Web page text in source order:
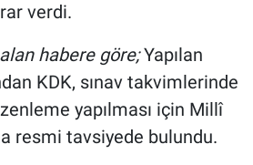
verdi.
habere göre;Yapılan
KDK, sınav takvimlerinde
yapılması için Millî
resmi tavsiyede bulundu.